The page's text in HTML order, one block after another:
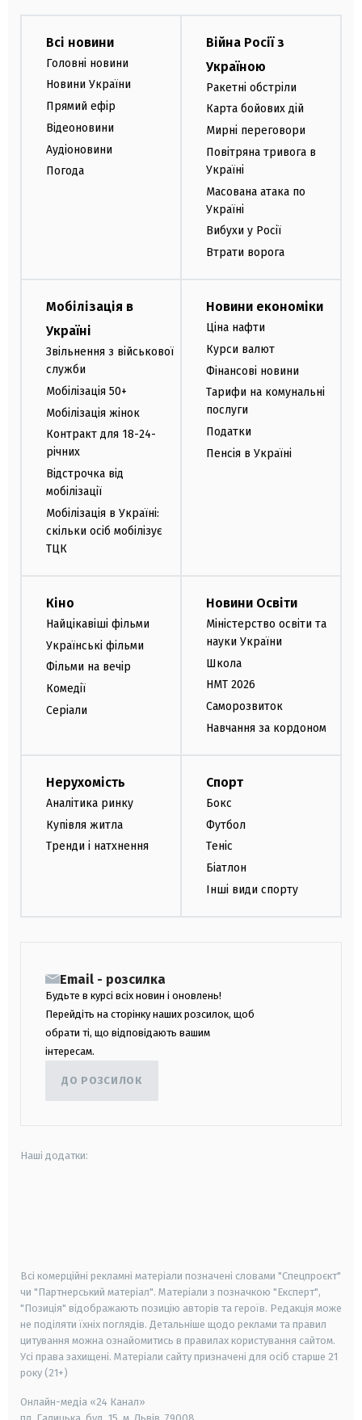
Всі новини
Головні новини
Новини України
Прямий ефір
Відеоновини
Аудіоновини
Погода
Війна Росії з
Україною
Ракетні обстріли
Карта бойових дій
Мирні переговори
Повітряна тривога в
Україні
Масована атака по
Україні
Вибухи у Росії
Втрати ворога
Мобілізація в
Україні
Звільнення з військової
служби
Мобілізація 50+
Мобілізація жінок
Контракт для 18-24-
річних
Відстрочка від
мобілізації
Мобілізація в Україні:
скільки осіб мобілізує
ТЦК
Новини економіки
Ціна нафти
Курси валют
Фінансові новини
Тарифи на комунальні
послуги
Податки
Пенсія в Україні
Кіно
Найцікавіші фільми
Українські фільми
Фільми на вечір
Комедії
Серіали
Новини Освіти
Міністерство освіти та
науки України
Школа
НМТ 2026
Саморозвиток
Навчання за кордоном
Нерухомість
Аналітика ринку
Купівля житла
Тренди і натхнення
Спорт
Бокс
Футбол
Теніс
Біатлон
Інші види спорту
Email - розсилка
Будьте в курсі всіх новин і оновлень!
Перейдіть на сторінку наших розсилок, щоб
обрати ті, що відповідають вашим
інтересам.
ДО РОЗСИЛОК
Наші додатки:
Всі комерційні рекламні матеріали позначені словами "Спецпроєкт"
чи "Партнерський матеріал". Матеріали з позначкою "Експерт",
"Позиція" відображають позицію авторів та героїв. Редакція може
не поділяти їхніх поглядів. Детальніше щодо реклами та правил
цитування можна ознайомитись в правилах користування сайтом.
Усі права захищені. Матеріали сайту призначені для осіб старше 21
року (21+)
Онлайн-медіа «24 Канал»